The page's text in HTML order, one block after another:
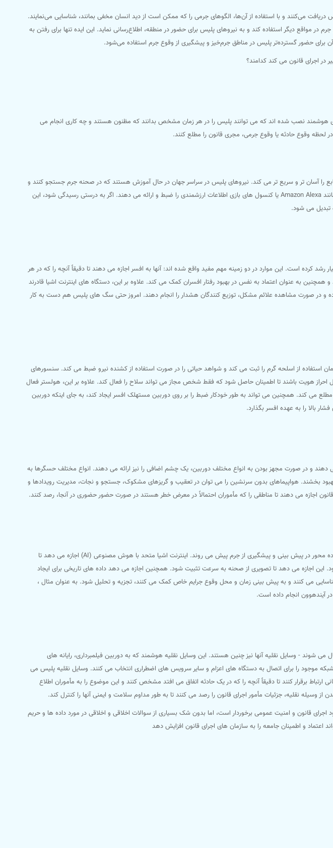
دریافت می‌کنند و با استفاده از آن‌ها، الگوهای جرمی را که ممکن است از دید انسان مخفی بمانند، شناسایی می‌نمایند.
مواقع دیگر استفاده کند و به نیروهای پلیس برای حضور در منطقه، اطلاع‌رسانی نماید. این ایده تنها برای رفتن به
حضور گسترده‌تر پلیس در مناطق جرم‌خیز و پیشگیری از وقوع جرم استفاده می‌شود.
در اجرای قانون می کند کدامند؟
هوشمند نصب شده اند که می توانند پلیس را در هر زمان مشخص بدانند که مظنون هستند و چه کاری انجام می
وقوع حادثه یا وقوع جرمی، مجری قانون را مطلع کنند.
را آسان تر و سریع تر می کند. نیروهای پلیس در سراسر جهان در حال آموزش هستند که در صحنه جرم جستجو کنند و
چگونه با شواهد دیجیتالی برخورد کنند. دستیارهای مجازی مانند Amazon Alexa یا کنسول های بازی اطلاعات ارزشمندی را ضبط و ارائه می دهند. اگر به درستی رسیدگی شود، این
تبدیل می شود.
رشد کرده است. این موارد در دو زمینه مهم مفید واقع شده اند: آنها به افسر اجازه می دهند تا دقیقاً آنچه را که در هر
و همچنین به عنوان اعتماد به نفس در بهبود رفتار افسران کمک می کند. علاوه بر این، دستگاه های اینترنت اشیا قادرند
و در صورت مشاهده علائم مشکل، توزیع کنندگان هشدار را انجام دهند. امروز حتی سگ های پلیس هم دست به کار
زمان استفاده از اسلحه گرم را ثبت می کند و شواهد حیاتی را در صورت استفاده از کشنده نیرو ضبط می کند. سنسورهای
احراز هویت باشند تا اطمینان حاصل شود که فقط شخص مجاز می تواند سلاح را فعال کند. علاوه بر این، هولستر فعال
می کند. همچنین می تواند به طور خودکار ضبط را بر روی دوربین مستهلک افسر ایجاد کند، به جای اینکه دوربین
بالا را به عهده افسر بگذارد.
دهند و در صورت مجهز بودن به انواع مختلف دوربین، یک چشم اضافی را نیز ارائه می دهند. انواع مختلف حسگرها به
بخشند. هواپیماهای بدون سرنشین را می توان در تعقیب و گریزهای مشکوک، جستجو و نجات، مدیریت رویدادها و
قانون اجازه می دهند تا مناطقی را که مأموران احتمالاً در معرض خطر هستند در صورت حضور حضوری در آنجا، رصد کنند.
سازمان های اجرای قانون در سراسر جهان به سمت رویکرد داده محور در پیش بینی و پیشگیری از جرم پیش می روند. اینترنت اشیا متحد با هوش مصنوعی (AI) اجازه می دهد تا
این اجازه می دهد تا تصویری از صحنه به سرعت تثبیت شود. همچنین اجازه می دهد داده های تاریخی برای ایجاد
می کنند و به پیش بینی زمان و محل وقوع جرایم خاص کمک می کنند، تجزیه و تحلیل شود. به عنوان مثال ،
انجام داده است.
می شوند - وسایل نقلیه آنها نیز چنین هستند. این وسایل نقلیه هوشمند که به دوربین فیلمبرداری، رایانه های
موجود را برای اتصال به دستگاه های اعزام و سایر سرویس های اضطراری انتخاب می کنند. وسایل نقلیه پلیس می
ارتباط برقرار کنند تا دقیقاً آنچه را که در یک حادثه اتفاق می افتد مشخص کنند و این موضوع را به مأموران اطلاع
وسیله نقلیه، جزئیات مأمور اجرای قانون را رصد می کنند تا به طور مداوم سلامت و ایمنی آنها را کنترل کند.
اجرای قانون و امنیت عمومی برخوردار است، اما بدون شک بسیاری از سوالات اخلاقی و اخلاقی در مورد داده ها و حریم
اعتماد و اطمینان جامعه را به سازمان های اجرای قانون افزایش دهد